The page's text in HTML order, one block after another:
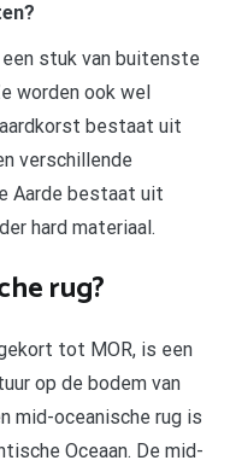
stuk van buitenste
worden ook wel
bestaat uit
verschillende
Aarde bestaat uit
hard materiaal.
rug?
tot MOR, is een
op de bodem van
mid-oceanische rug is
Oceaan. De mid-